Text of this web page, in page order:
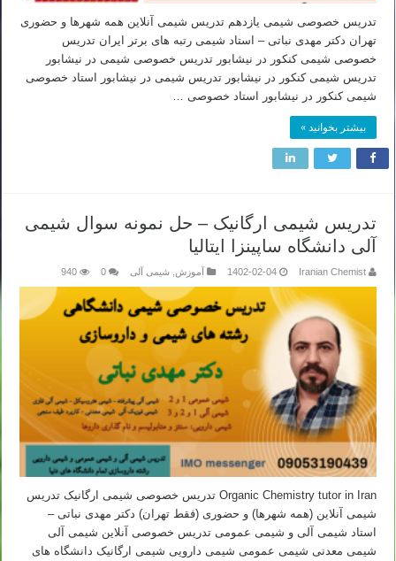
تدریس خصوصی شیمی یازدهم تدریس شیمی آنلاین همه شهرها و حضوری
تهران دکتر مهدی نباتی – استاد شیمی رتبه های برتر ایران تدریس
خصوصی شیمی کنکور در نیشابور تدریس خصوصی شیمی در نیشابور
تدریس شیمی کنکور در نیشابور تدریس شیمی در نیشابور استاد خصوصی
شیمی کنکور در نیشابور استاد خصوصی …
بیشتر بخوانید »
تدریس شیمی ارگانیک – حل نمونه سوال شیمی
آلی دانشگاه ساپینزا ایتالیا
Iranian Chemist
1402-02-04 آموزش شیمی آلی 0
940
Organic Chemistry tutor in Iran تدریس خصوصی شیمی ارگانیک تدریس
شیمی آنلاین (همه شهرها) و حضوری (فقط تهران) دکتر مهدی نباتی –
استاد شیمی آلی و شیمی عمومی تدریس خصوصی آنلاین شیمی آلی
شیمی معدنی شیمی عمومی شیمی دارویی شیمی ارگانیک دانشگاه های